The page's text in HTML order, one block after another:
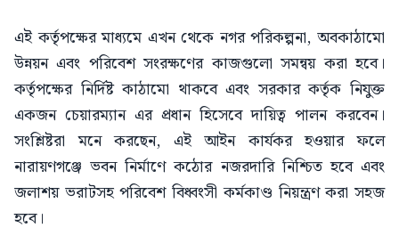
এই কর্তৃপক্ষের মাধ্যমে এখন থেকে নগর পরিকল্পনা, অবকাঠামো
উন্নয়ন এবং পরিবেশ সংরক্ষণের কাজগুলো সমন্বয় করা হবে।
কর্তৃপক্ষের নির্দিষ্ট কাঠামো থাকবে এবং সরকার কর্তৃক নিযুক্ত
একজন চেয়ারম্যান এর প্রধান হিসেবে দায়িত্ব পালন করবেন।
সংশ্লিষ্টরা মনে করছেন, এই আইন কার্যকর হওয়ার ফলে
নারায়ণগঞ্জে ভবন নির্মাণে কঠোর নজরদারি নিশ্চিত হবে এবং
জলাশয় ভরাটসহ পরিবেশ বিধ্বংসী কর্মকাণ্ড নিয়ন্ত্রণ করা সহজ
হবে।